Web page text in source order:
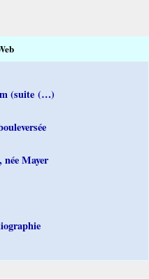
(suite (…)
Mayer